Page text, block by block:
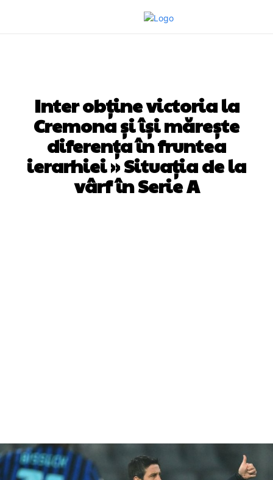
Inter obține victoria la
Cremona și își mărește
diferența în fruntea
ierarhiei » Situația de la
vârf în Serie A